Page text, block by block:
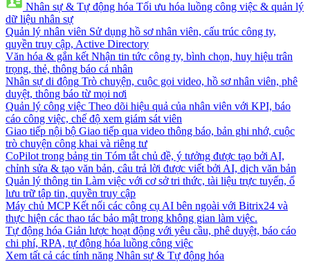
Nhân sự & Tự động hóa Tối ưu hóa luồng công việc & quản lý
dữ liệu nhân sự
Quản lý nhân viên Sử dụng hồ sơ nhân viên, cấu trúc công ty,
quyền truy cập, Active Directory
Văn hóa & gắn kết Nhận tin tức công ty, bình chọn, huy hiệu trân
trọng, thẻ, thông báo cá nhân
Nhân sự di động Trò chuyện, cuộc gọi video, hồ sơ nhân viên, phê
duyệt, thông báo từ mọi nơi
Quản lý công việc Theo dõi hiệu quả của nhân viên với KPI, báo
cáo công việc, chế độ xem giám sát viên
Giao tiếp nội bộ Giao tiếp qua video thông báo, bản ghi nhớ, cuộc
trò chuyện công khai và riêng tư
CoPilot trong bảng tin Tóm tắt chủ đề, ý tưởng được tạo bởi AI,
chỉnh sửa & tạo văn bản, câu trả lời được viết bởi AI, dịch văn bản
Quản lý thông tin Làm việc với cơ sở tri thức, tài liệu trực tuyến, ổ
lưu trữ tập tin, quyền truy cập
Máy chủ MCP Kết nối các công cụ AI bên ngoài với Bitrix24 và
thực hiện các thao tác bảo mật trong không gian làm việc.
Tự động hóa Giản lược hoạt động với yêu cầu, phê duyệt, báo cáo
chi phí, RPA, tự động hóa luồng công việc
Xem tất cả các tính năng Nhân sự & Tự động hóa